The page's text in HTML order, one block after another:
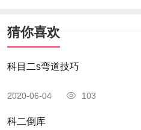
猜你喜欢
科目二s弯道技巧
2020-06-04 103
科二倒库